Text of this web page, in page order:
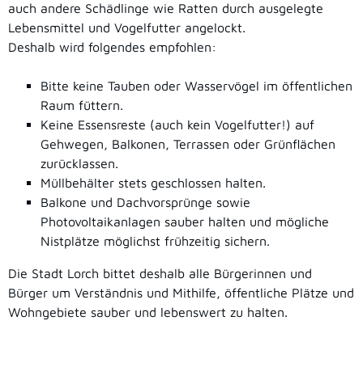
auch andere Schädlinge wie Ratten durch ausgelegte
Lebensmittel und Vogelfutter angelockt.
Deshalb wird folgendes empfohlen:
Bitte keine Tauben oder Wasservögel im öffentlichen
Raum füttern.
Keine Essensreste (auch kein Vogelfutter!) auf
Gehwegen, Balkonen, Terrassen oder Grünflächen
zurücklassen.
Müllbehälter stets geschlossen halten.
Balkone und Dachvorsprünge sowie
Photovoltaikanlagen sauber halten und mögliche
Nistplätze möglichst frühzeitig sichern.
Die Stadt Lorch bittet deshalb alle Bürgerinnen und
Bürger um Verständnis und Mithilfe, öffentliche Plätze und
Wohngebiete sauber und lebenswert zu halten.